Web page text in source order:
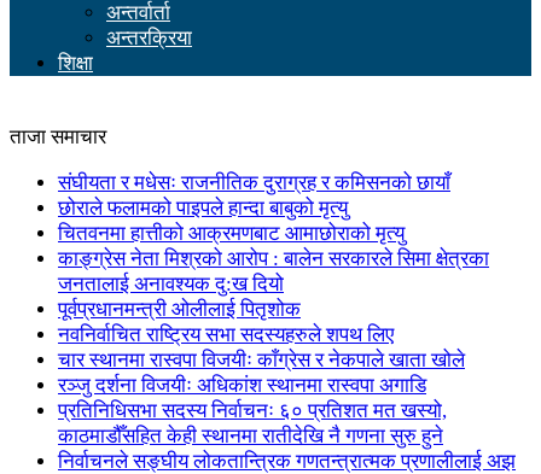
अन्तर्वार्ता
अन्तरक्रिया
शिक्षा
ताजा समाचार
संघीयता र मधेसः राजनीतिक दुराग्रह र कमिसनको छायाँ
छोराले फलामको पाइपले हान्दा बाबुको मृत्यु
चितवनमा हात्तीको आक्रमणबाट आमाछोराको मृत्यु
काङ्ग्रेस नेता मिश्रको आरोप : बालेन सरकारले सिमा क्षेत्रका
जनतालाई अनावश्यक दु:ख दियो
पूर्वप्रधानमन्त्री ओलीलाई पितृशोक
नवनिर्वाचित राष्ट्रिय सभा सदस्यहरुले शपथ लिए
चार स्थानमा रास्वपा विजयीः काँग्रेस र नेकपाले खाता खोले
रञ्जु दर्शना विजयीः अधिकांश स्थानमा रास्वपा अगाडि
प्रतिनिधिसभा सदस्य निर्वाचनः ६० प्रतिशत मत खस्यो,
काठमाडौँसहित केही स्थानमा रातीदेखि नै गणना सुरु हुने
निर्वाचनले सङ्घीय लोकतान्त्रिक गणतन्त्रात्मक प्रणालीलाई अझ